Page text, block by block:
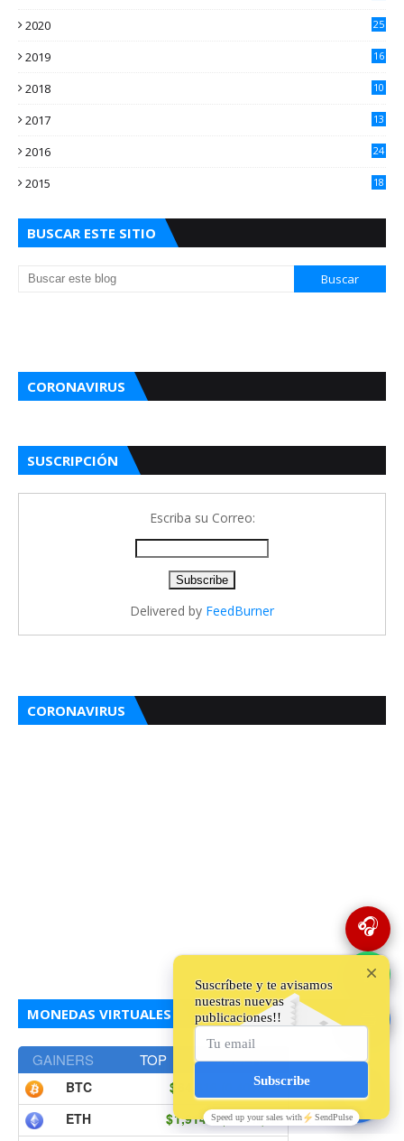
2020
25
2019
16
2018
10
2017
13
2016
24
2015
18
BUSCAR ESTE SITIO
CORONAVIRUS
SUSCRIPCIÓN
Escriba su Correo:
Delivered by FeedBurner
CORONAVIRUS
MONEDAS VIRTUALES
GAINERS TOP LOSERS
BTC (0.40%) ▲
ETH 1,914.1 (0.27%) ▲
🎧
💬
🔵